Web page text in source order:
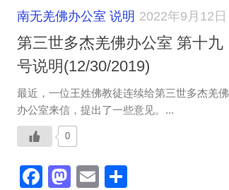
南无羌佛办公室 说明 2022年9月12日
第三世多杰羌佛办公室 第十九
号说明(12/30/2019)
最近，一位王姓佛教徒连续给第三世多杰羌佛
办公室来信，提出了一些意见。...
0
Facebook
Mastodon
Email